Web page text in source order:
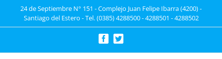
24 de Septiembre N° 151 - Complejo Juan Felipe Ibarra (4200) -
Santiago del Estero - Tel. (0385) 4288500 - 4288501 - 4288502
FacebookTwitter